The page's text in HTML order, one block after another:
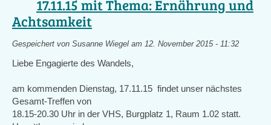
15.12.15
"This
everything"
17.11.15 mit Thema: Ernährung und
Achtsamkeit
Gespeichert von Susanne Wiegel am 12. November 2015 - 11:32
Liebe Engagierte des Wandels,
am kommenden Dienstag, 17.11.15 findet unser nächstes
Gesamt-Treffen von
18.15-20.30 Uhr in der VHS, Burgplatz 1, Raum 1.02 statt.